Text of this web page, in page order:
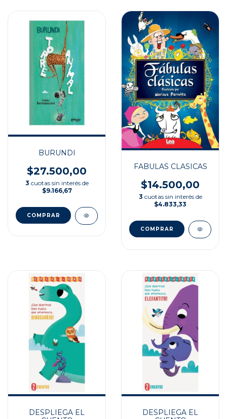
BURUNDI
$27.500,00
3 cuotas sin interés de
$9.166,67
FABULAS CLASICAS
$14.500,00
3 cuotas sin interés de
$4.833,33
DESPLIEGA EL
DESPLIEGA EL